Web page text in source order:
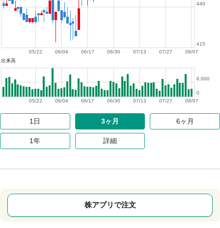
08/07
07/27
07/13
06/30
06/17
06/04
05/22
415
440
出来高
08/07
07/27
07/13
06/30
06/17
06/04
05/22
0
6,000
1日 3ヶ月 6ヶ月
1年 詳細
株アプリで注文